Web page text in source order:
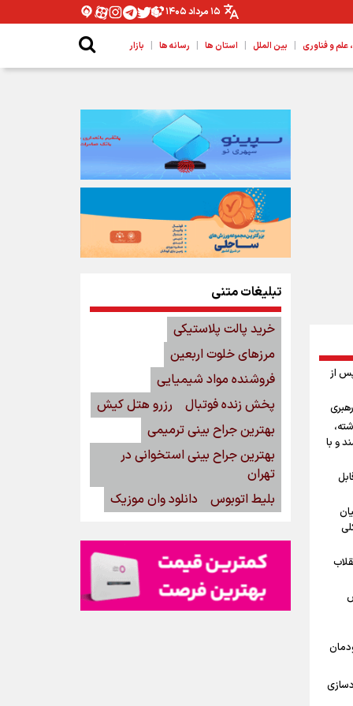
۱۵ مرداد ۱۴۰۵
و فناوری | بین الملل | استان ها | رسانه ها | بازار
از
و با
تبلیغات متنی
خرید پالت پلاستیکی
مرزهای خلوت اربعین
فروشنده مواد شیمیایی
پخش زنده فوتبال
رزرو هتل کیش
بهترین جراح بینی ترمیمی
بهترین جراح بینی استخوانی در
تهران
بلیط اتوبوس
دانلود وان موزیک